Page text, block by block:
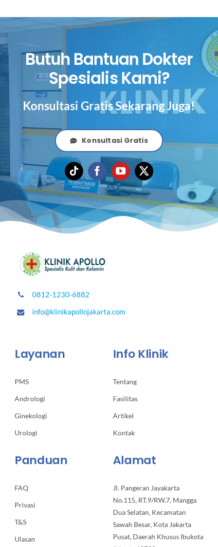
Butuh Bantuan Dokter
Spesialis Kami?
Konsultasi Gratis Sekarang Juga!
Konsultasi Gratis
0812-1230-6882
info@klinikapollojakarta.com
Layanan
PMS
Andrologi
Ginekologi
Urologi
Info Klinik
Tentang
Fasilitas
Artikel
Kontak
Panduan
FAQ
Privasi
T&S
Ulasan
Alamat
Jl. Pangeran Jayakarta
No.115, RT.9/RW.7, Mangga
Dua Selatan, Kecamatan
Sawah Besar, Kota Jakarta
Pusat, Daerah Khusus Ibukota